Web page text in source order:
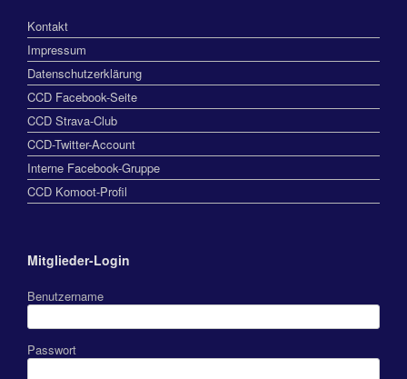
Kontakt
Impressum
Datenschutzerklärung
CCD Facebook-Seite
CCD Strava-Club
CCD-Twitter-Account
Interne Facebook-Gruppe
CCD Komoot-Profil
Mitglieder-Login
Benutzername
Passwort